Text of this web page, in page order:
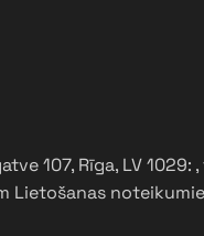
107, Rīga, LV
Lietošanas